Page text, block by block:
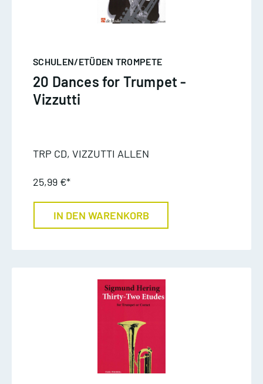
SCHULEN/ETÜDEN TROMPETE
20 Dances for Trumpet -
Vizzutti
TRP CD, VIZZUTTI ALLEN
25,99 €*
IN DEN WARENKORB